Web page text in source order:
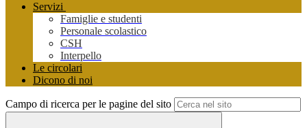
Servizi
Famiglie e studenti
Personale scolastico
CSH
Interpello
Le circolari
Dicono di noi
Campo di ricerca per le pagine del sito